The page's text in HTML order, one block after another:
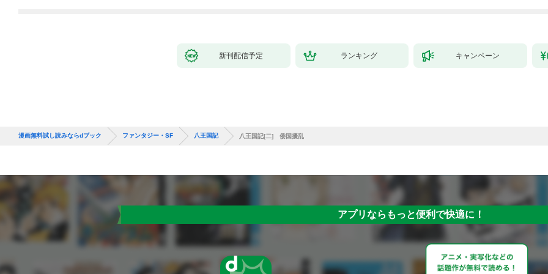
新刊配信予定 ランキング キャンペーン
漫画無料試し読みならdブック ファンタジー・SF 八王国記 八王国記[二] 倭国擾乱
アプリならもっと便利で快適に！